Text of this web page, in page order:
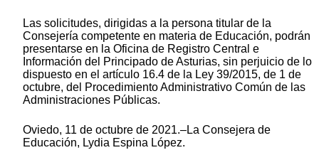
Las solicitudes, dirigidas a la persona titular de la
Consejería competente en materia de Educación, podrán
presentarse en la Oficina de Registro Central e
Información del Principado de Asturias, sin perjuicio de lo
dispuesto en el artículo 16.4 de la Ley 39/2015, de 1 de
octubre, del Procedimiento Administrativo Común de las
Administraciones Públicas.
Oviedo, 11 de octubre de 2021.–La Consejera de
Educación, Lydia Espina López.